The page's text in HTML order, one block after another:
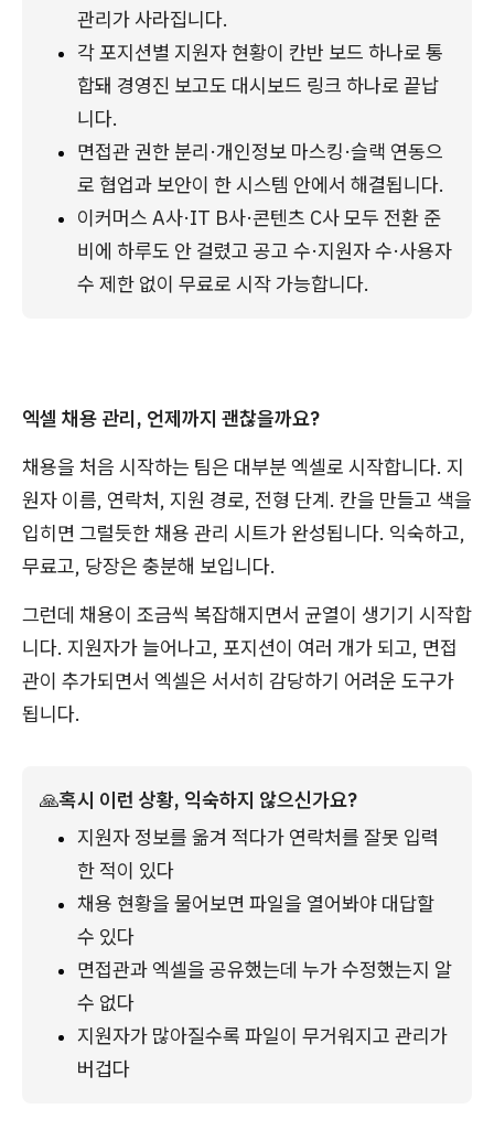
관리가 사라집니다.
각 포지션별 지원자 현황이 칸반 보드 하나로 통
합돼 경영진 보고도 대시보드 링크 하나로 끝납
니다.
면접관 권한 분리·개인정보 마스킹·슬랙 연동으
로 협업과 보안이 한 시스템 안에서 해결됩니다.
이커머스 A사·IT B사·콘텐츠 C사 모두 전환 준
비에 하루도 안 걸렸고 공고 수·지원자 수·사용자
수 제한 없이 무료로 시작 가능합니다.
엑셀 채용 관리, 언제까지 괜찮을까요?
채용을 처음 시작하는 팀은 대부분 엑셀로 시작합니다. 지
원자 이름, 연락처, 지원 경로, 전형 단계. 칸을 만들고 색을
입히면 그럴듯한 채용 관리 시트가 완성됩니다. 익숙하고,
무료고, 당장은 충분해 보입니다.
그런데 채용이 조금씩 복잡해지면서 균열이 생기기 시작합
니다. 지원자가 늘어나고, 포지션이 여러 개가 되고, 면접
관이 추가되면서 엑셀은 서서히 감당하기 어려운 도구가
됩니다.
🙏혹시 이런 상황, 익숙하지 않으신가요?
지원자 정보를 옮겨 적다가 연락처를 잘못 입력
한 적이 있다
채용 현황을 물어보면 파일을 열어봐야 대답할
수 있다
면접관과 엑셀을 공유했는데 누가 수정했는지 알
수 없다
지원자가 많아질수록 파일이 무거워지고 관리가
버겁다